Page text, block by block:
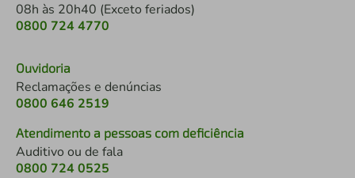
08h às 20h40 (Exceto feriados)
0800 724 4770
Ouvidoria
Reclamações e denúncias
0800 646 2519
Atendimento a pessoas com deficiência
Auditivo ou de fala
0800 724 0525